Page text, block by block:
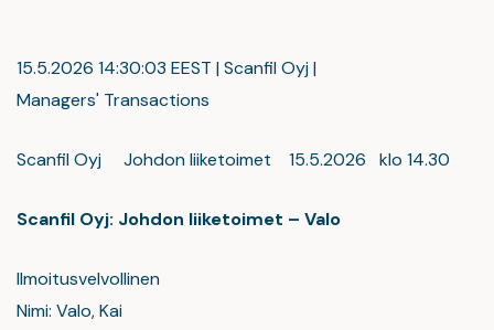
15.5.2026 14:30:03 EEST | Scanfil Oyj |
Managers' Transactions
Scanfil Oyj Johdon liiketoimet 15.5.2026 klo 14.30
Scanfil Oyj: Johdon liiketoimet – Valo
Ilmoitusvelvollinen
Nimi: Valo, Kai